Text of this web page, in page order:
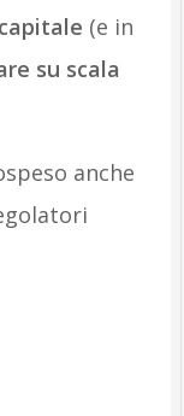
(e in
su scala
anche